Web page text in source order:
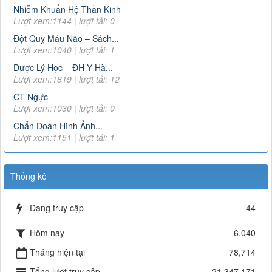
Lượt xem:11809 | lượt tải:266
15466/QLD – TT
Cục Quản lý Dược: Cập nhật hướng dẫn sử dụng đối với
thuốc chứa hoạt chất metformin điều trị đái tháo đường tuýp
Lượt xem:6374 | lượt tải:111
163/2025/NĐ-CP
Nghị định số 163/2025/NĐ-CP của Chính phủ: Quy định chi
tiết một số điều và biện pháp để tổ chức, hướng dẫn thi
hành Luật Dược
Lượt xem:2906 | lượt tải:0
3468
Hướng dẫn tạm thời giám sát và phòng, chống COVID-19
Lượt xem:4546 | lượt tải:1009
TT-52/2017-BYT
THÔNG TƯ QUY ĐỊNH VỀ ĐƠN THUỐC VÀ VIỆC KÊ ĐƠN
THUỐC HÓA DƯỢC, SINH PHẨM TRONG ĐIỀU TRỊ NGOẠI
TRÚ
Lượt xem:8018 | lượt tải:1382
51/2017/TT-BYT
Nhiễm Khuẩn Hệ Thần Kinh
Lượt xem:1144 | lượt tải: 0
Đột Quỵ Máu Não – Sách...
Lượt xem:1040 | lượt tải: 1
Dược Lý Học – ĐH Y Hà...
Lượt xem:1819 | lượt tải: 12
CT Ngực
Lượt xem:1030 | lượt tải: 0
Chẩn Đoán Hình Ảnh...
Lượt xem:1151 | lượt tải: 1
Thống kê
Đang truy cập 44
Hôm nay
6,040
Tháng hiện tại
78,714